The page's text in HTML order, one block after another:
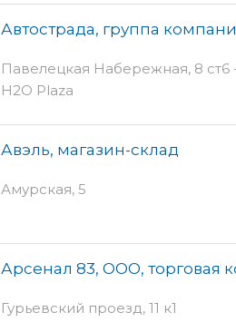
Автострада, группа
Павелецкая Набережная, 8 ст6
H2O Plaza
Авэль, магазин-склад
Амурская, 5
Арсенал 83, ООО, торговая
Гурьевский проезд, 11 к1